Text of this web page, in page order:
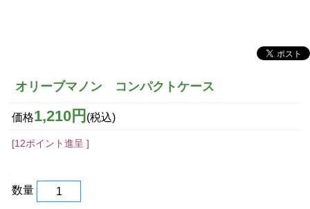
オリーブマノン コンパクトケース
価格1,210円 (税込)
[12ポイント進呈 ]
数量